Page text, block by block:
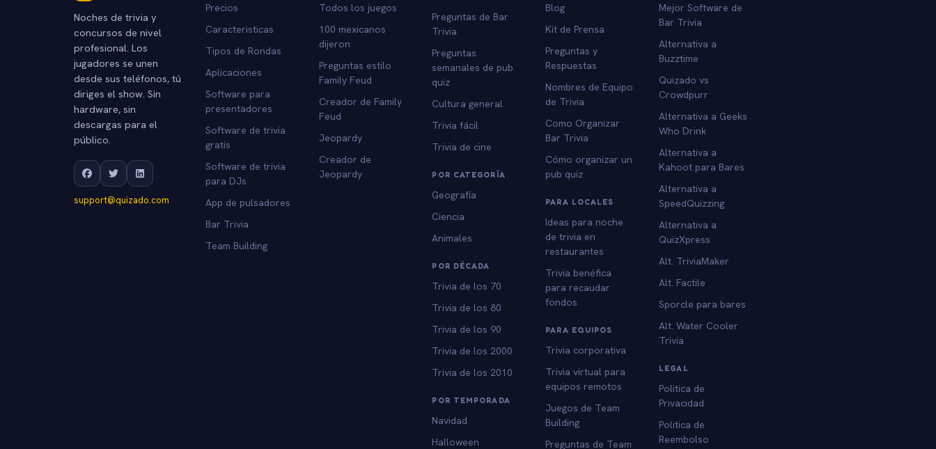
Noches de trivia y
concursos de nivel
profesional. Los
jugadores se unen
desde sus teléfonos, tú
diriges el show. Sin
hardware, sin
descargas para el
público.
support@quizado.com
Precios
Caracteristicas
Tipos de Rondas
Aplicaciones
Software para
presentadores
Software de trivia
gratis
Software de trivia
para DJs
App de pulsadores
Bar Trivia
Team Building
Todos los juegos
100 mexicanos
dijeron
Preguntas estilo
Family Feud
Creador de Family
Feud
Jeopardy
Creador de
Jeopardy
Preguntas de Bar
Trivia
Preguntas
semanales de pub
quiz
Cultura general
Trivia fácil
Trivia de cine
POR CATEGORÍA
Geografía
Ciencia
Animales
POR DÉCADA
Trivia de los 70
Trivia de los 80
Trivia de los 90
Trivia de los 2000
Trivia de los 2010
POR TEMPORADA
Navidad
Halloween
Blog
Kit de Prensa
Preguntas y
Respuestas
Nombres de Equipo
de Trivia
Como Organizar
Bar Trivia
Cómo organizar un
pub quiz
PARA LOCALES
Ideas para noche
de trivia en
restaurantes
Trivia benéfica
para recaudar
fondos
PARA EQUIPOS
Trivia corporativa
Trivia virtual para
equipos remotos
Juegos de Team
Building
Preguntas de Team
Mejor Software de
Bar Trivia
Alternativa a
Buzztime
Quizado vs
Crowdpurr
Alternativa a Geeks
Who Drink
Alternativa a
Kahoot para Bares
Alternativa a
SpeedQuizzing
Alternativa a
QuizXpress
Alt. TriviaMaker
Alt. Factile
Sporcle para bares
Alt. Water Cooler
Trivia
LEGAL
Politica de
Privacidad
Politica de
Reembolso